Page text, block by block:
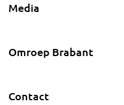
Media
Omroep Brabant
Contact